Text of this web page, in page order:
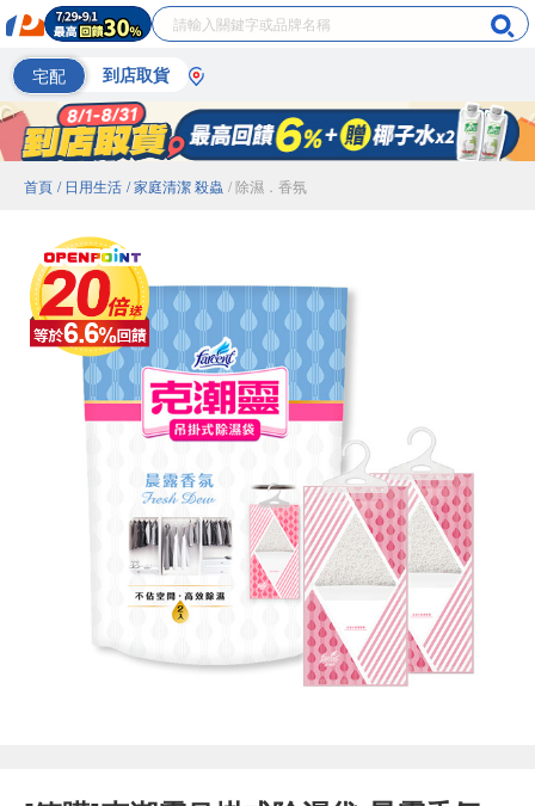
宅配 到店取貨
首頁 / 日用生活 / 家庭清潔 殺蟲 / 除濕．香氛